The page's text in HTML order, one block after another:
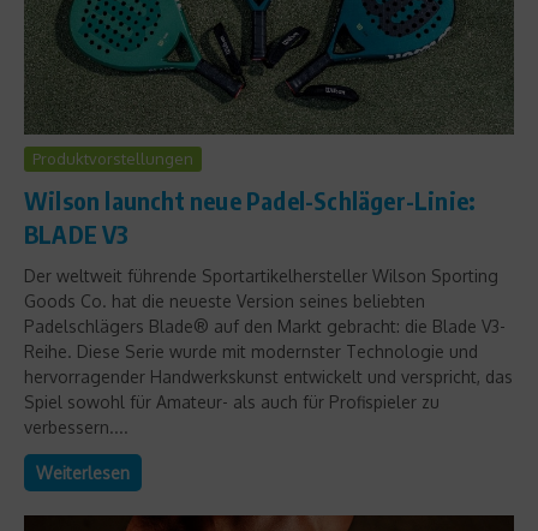
Produktvorstellungen
Wilson launcht neue Padel-Schläger-Linie:
BLADE V3
Der weltweit führende Sportartikelhersteller Wilson Sporting
Goods Co. hat die neueste Version seines beliebten
Padelschlägers Blade® auf den Markt gebracht: die Blade V3-
Reihe. Diese Serie wurde mit modernster Technologie und
hervorragender Handwerkskunst entwickelt und verspricht, das
Spiel sowohl für Amateur- als auch für Profispieler zu
verbessern....
Weiterlesen